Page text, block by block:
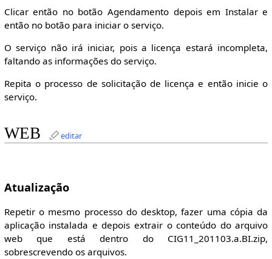
Clicar então no botão Agendamento depois em Instalar e
então no botão para iniciar o serviço.
O serviço não irá iniciar, pois a licença estará incompleta,
faltando as informações do serviço.
Repita o processo de solicitação de licença e então inicie o
serviço.
WEB editar
Atualização
Repetir o mesmo processo do desktop, fazer uma cópia da
aplicação instalada e depois extrair o conteúdo do arquivo
web que está dentro do CIG11_201103.a.BI.zip,
sobrescrevendo os arquivos.